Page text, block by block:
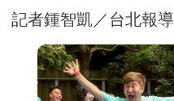
記者鍾智凱／台北報導